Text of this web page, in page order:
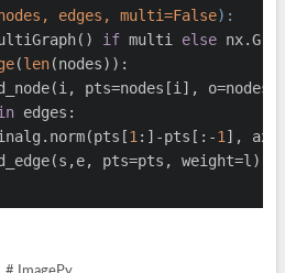
edges, multi=False):
if multi else
(len(nodes)):
pts=nodes[i],
edges:
1 :]-pts[:-1 ],
pts=pts, weight=l)